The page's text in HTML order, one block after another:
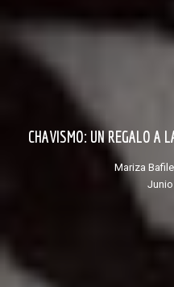
CHAVISMO: UN REGALO A
Mariza Bafile